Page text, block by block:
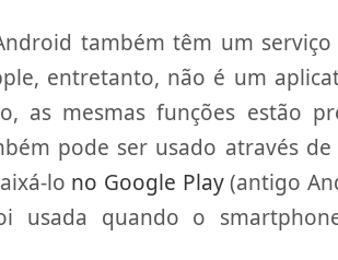
também têm um
entretanto, não é um
as mesmas funções estão
pode ser usado através
lo no Google Play(antigo
usada quando o